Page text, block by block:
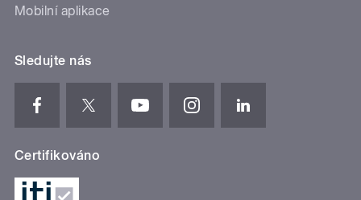
Mobilní aplikace
Sledujte nás
Certifikováno